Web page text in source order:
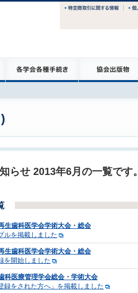
らせ 2013年6月の一覧です。
生歯科医学会学術大会・総会
ルを掲載しました
生歯科医学会学術大会・総会
を開始しました
科医療管理学会総会・学術大会
録をされた方へ」を掲載しました